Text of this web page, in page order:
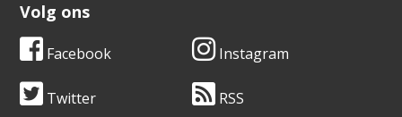
Volg ons
Facebook Instagram
Twitter RSS